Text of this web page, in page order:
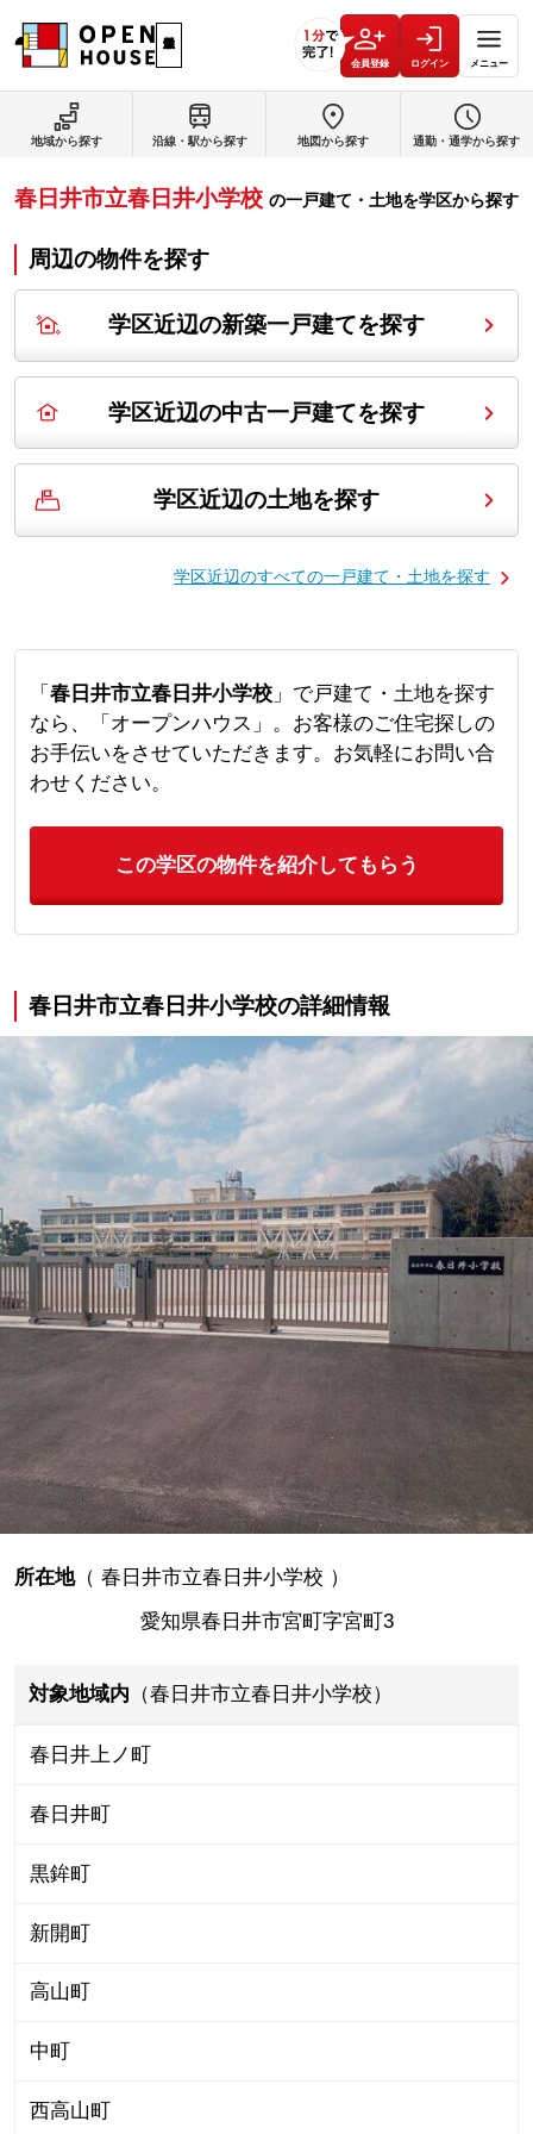
会員登録 ログイン メニュー
地域から探す 沿線・駅から探す 地図から探す 通勤・通学から探す
春日井市立春日井小学校 の一戸建て・土地を学区から探す
周辺の物件を探す
学区近辺の新築一戸建てを探す
学区近辺の中古一戸建てを探す
学区近辺の土地を探す
学区近辺のすべての一戸建て・土地を探す
「 春日井市立春日井小学校」で戸建て・土地を探す
なら、「オープンハウス」。お客様のご住宅探しの
お手伝いをさせていただきます。お気軽にお問い合
わせください。
この学区の物件を紹介してもらう
春日井市立春日井小学校の詳細情報
所在地（ 春日井市立春日井小学校 ）
愛知県春日井市宮町字宮町3
対象地域内 （春日井市立春日井小学校）
春日井上ノ町
春日井町
黒鉾町
新開町
高山町
中町
西高山町